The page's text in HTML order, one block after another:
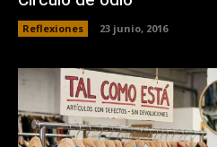
Reflexiones 23 junio, 2016